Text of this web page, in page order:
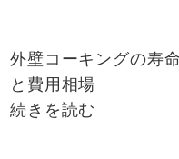
外壁コーキングの寿
と費用相場
続きを読む